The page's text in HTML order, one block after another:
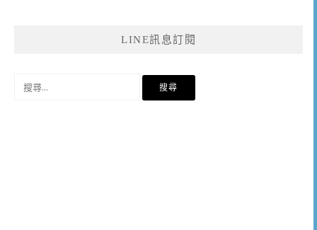
LINE訊息訂閱